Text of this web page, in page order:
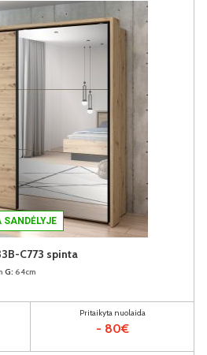
SANDĖLYJE
C773 spinta
G: 64cm
Pritaikyta nuolaida
- 80€